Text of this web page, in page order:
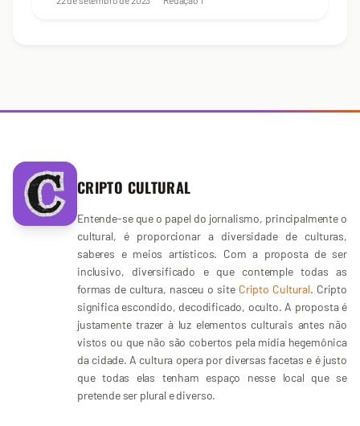
CRIPTO CULTURAL
Entende-se que o papel do jornalismo, principalmente o
cultural, é proporcionar a diversidade de culturas,
saberes e meios artísticos. Com a proposta de ser
inclusivo, diversificado e que contemple todas as
formas de cultura, nasceu o site Cripto Cultural. Cripto
significa escondido, decodificado, oculto. A proposta é
justamente trazer à luz elementos culturais antes não
vistos ou que não são cobertos pela mídia hegemônica
da cidade. A cultura opera por diversas facetas e é justo
que todas elas tenham espaço nesse local que se
pretende ser plural e diverso.